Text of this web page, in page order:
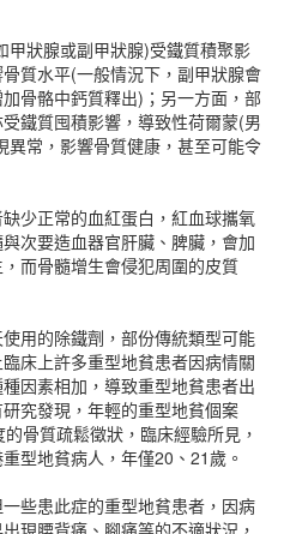
狀腺或副甲狀腺)受鐵質積聚影
質水平(一般情況下，副甲狀腺會
骨骼中鈣質釋出)；另一方面，部
鐵質囤積影響，導致性荷爾蒙(男
常，影響骨質健康，甚至可能令
少正常的血紅蛋白，紅血球攜氧
次要造血器官肝臟、脾臟，會加
而骨髓增生會侵犯周圍的皮質
用的除鐵劑，部份傳統類型可能
床上許多重型地貧患者因病情關
因素相加，導致重型地貧患者出
究發現，年輕的重型地貧個案
骨質疏鬆徵狀，臨床經驗所見，
型地貧病人，年僅20、21歲。
些患此症的重型地貧患者，因病
現腰背痛、腳痛等的不適狀況，